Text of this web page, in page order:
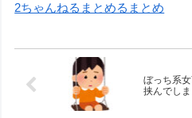
2ちゃんねるまとめるまとめ
ぼっち系
挟んでし